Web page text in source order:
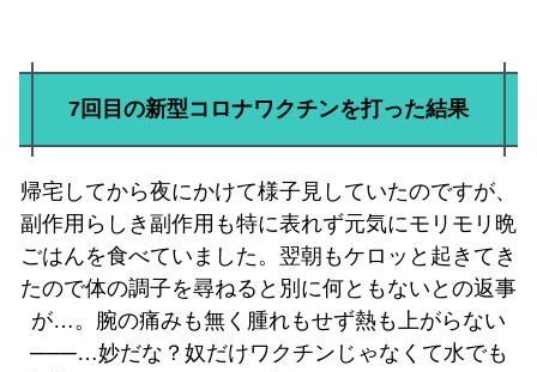
7回目の新型コロナワクチンを打った結果
帰宅してから夜にかけて様子見していたのですが、
副作用らしき副作用も特に表れず元気にモリモリ晩
ごはんを食べていました。翌朝もケロッと起きてき
たので体の調子を尋ねると別に何ともないとの返事
が…。腕の痛みも無く腫れもせず熱も上がらない
───…妙だな？奴だけワクチンじゃなくて水でも